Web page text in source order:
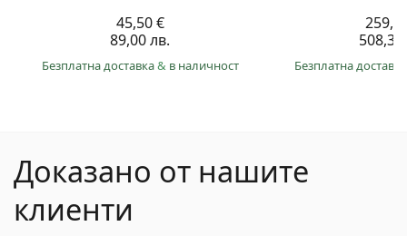
45,50 €
89,00 лв.
Безплатна доставка& в наличност Безплатна
Доказано от нашите
клиенти